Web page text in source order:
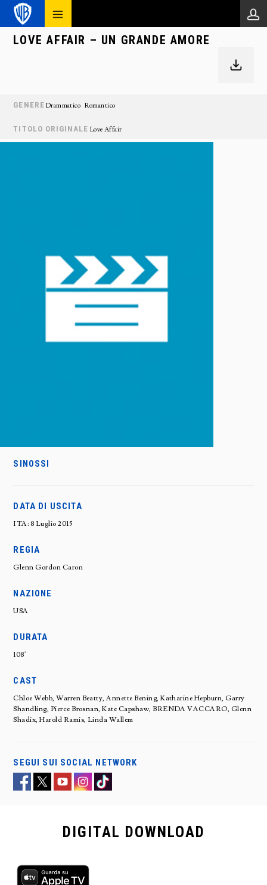
LOVE AFFAIR – UN GRANDE AMORE
GENERE Drammatico Romantico
TITOLO ORIGINALE Love Affair
SINOSSI
DATA DI USCITA
ITA: 8 Luglio 2015
REGIA
Glenn Gordon Caron
NAZIONE
USA
DURATA
108'
CAST
Chloe Webb, Warren Beatty, Annette Bening, Katharine Hepburn, Garry
Shandling, Pierce Brosnan, Kate Capshaw, BRENDA VACCARO, Glenn
Shadix, Harold Ramis, Linda Wallem
SEGUI SUI SOCIAL NETWORK
DIGITAL DOWNLOAD